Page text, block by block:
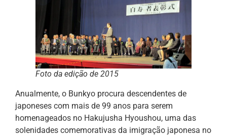
Foto da edição de 2015
Anualmente, o Bunkyo procura descendentes de
japoneses com mais de 99 anos para serem
homenageados no Hakujusha Hyoushou, uma das
solenidades comemorativas da imigração japonesa no